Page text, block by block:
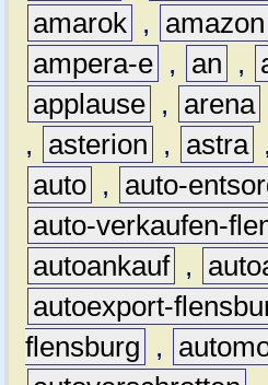
amarok , amazon
ampera-e , an ,
applause , arena
,
asterion , astra ,
auto , auto-
auto-verkaufen-
autoankauf ,
autoexport-
flensburg
,